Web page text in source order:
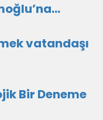
vatandaşı
Bir Deneme